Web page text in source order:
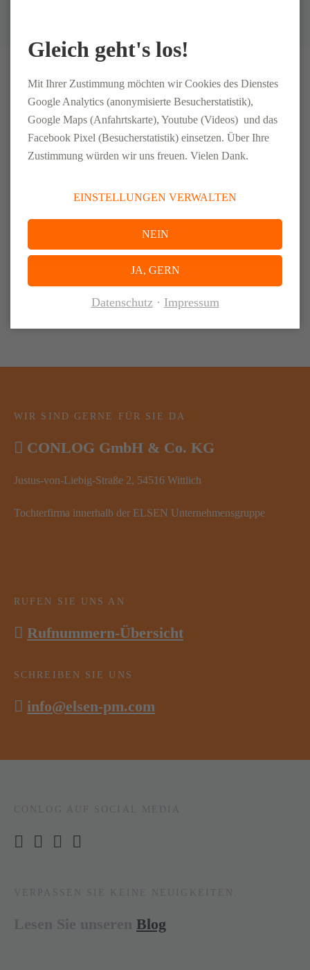
Neues auf unserem Blog
Personalentscheidungen mit Weitblick
treffen
03. MÄRZ 2026
Recruiting im Mittelstand: Warum Stellen
länger unbesetzt bleiben – und was in der
Praxis wirklich hilft
BLOG
BLOG
16. OKTOBER 2025
Was Zeitarbeit heute wirklich bedeutet
WIR SIND GERNE FÜR SIE DA
CONLOG GmbH & Co. KG
Justus-von-Liebig-Straße 2, 54516 Wittlich
Tochterfirma innerhalb der ELSEN Unternehmensgruppe
RUFEN SIE UNS AN
Rufnummern-Übersicht
SCHREIBEN SIE UNS
info@elsen-pm.com
Blog
Gleich geht's los!
Mit Ihrer Zustimmung möchten wir Cookies des Dienstes
Google Analytics (anonymisierte Besucherstatistik),
Google Maps (Anfahrtskarte), Youtube (Videos) und das
Facebook Pixel (Besucherstatistik) einsetzen. Über Ihre
Zustimmung würden wir uns freuen. Vielen Dank.
EINSTELLUNGEN VERWALTEN
NEIN
JA, GERN
Datenschutz Impressum